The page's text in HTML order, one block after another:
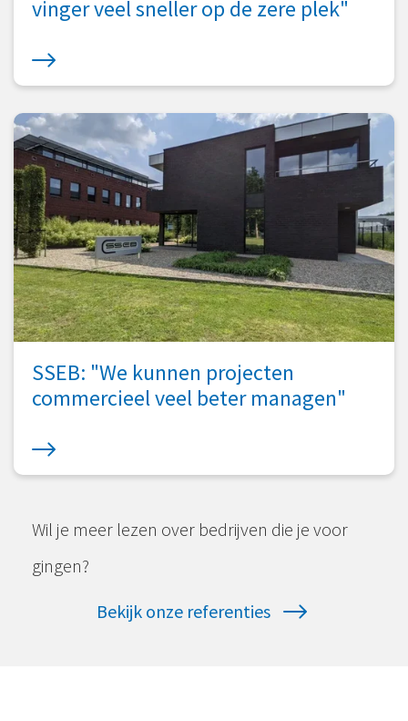
vinger veel sneller op de zere plek"
SSEB: "We kunnen projecten
commercieel veel beter managen"
Wil je meer lezen over bedrijven die je voor
gingen?
Bekijk onze referenties